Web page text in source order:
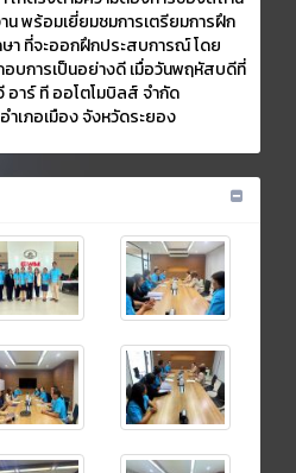
น พร้อมเยี่ยมชมการเตรียมการฝึก
า ที่จะออกฝึกประสบการณ์ โดย
บการเป็นอย่างดี เมื่อวันพฤหัสบดีที่
าร์ ที ออโตโมบิลส์ จำกัด
เภอเมือง จังหวัดระยอง